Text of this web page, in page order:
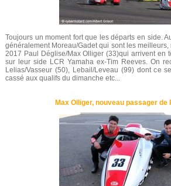
Toujours un moment fort que les départs en side.
généralement Moreau/Gadet qui sont les
2017 Paul Déglise/Max Olliger (33)qui arrivent en
sur leur side LCR Yamaha ex-Tim Reeves. On
Lelias/Vasseur (50), Lebail/Leveau (99) dont ce
cassé aux qualifs du dimanche etc...
Max Olliger, nouveau passager de